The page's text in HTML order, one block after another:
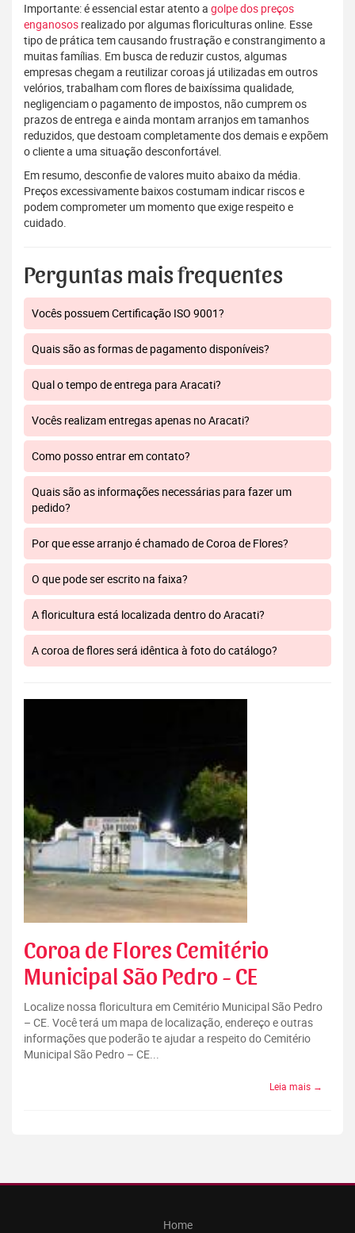
Importante: é essencial estar atento a golpe dos preços
enganosos realizado por algumas floriculturas online. Esse
tipo de prática tem causando frustração e constrangimento a
muitas famílias. Em busca de reduzir custos, algumas
empresas chegam a reutilizar coroas já utilizadas em outros
velórios, trabalham com flores de baixíssima qualidade,
negligenciam o pagamento de impostos, não cumprem os
prazos de entrega e ainda montam arranjos em tamanhos
reduzidos, que destoam completamente dos demais e expõem
o cliente a uma situação desconfortável.
Em resumo, desconfie de valores muito abaixo da média.
Preços excessivamente baixos costumam indicar riscos e
podem comprometer um momento que exige respeito e
cuidado.
Perguntas mais frequentes
Vocês possuem Certificação ISO 9001?
Quais são as formas de pagamento disponíveis?
Qual o tempo de entrega para Aracati?
Vocês realizam entregas apenas no Aracati?
Como posso entrar em contato?
Quais são as informações necessárias para fazer um
pedido?
Por que esse arranjo é chamado de Coroa de Flores?
O que pode ser escrito na faixa?
A floricultura está localizada dentro do Aracati?
A coroa de flores será idêntica à foto do catálogo?
Coroa de Flores Cemitério
Municipal São Pedro - CE
Localize nossa floricultura em Cemitério Municipal São Pedro
– CE. Você terá um mapa de localização, endereço e outras
informações que poderão te ajudar a respeito do Cemitério
Municipal São Pedro – CE...
Leia mais →
Home